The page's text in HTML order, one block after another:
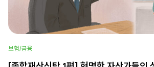
보험/금융